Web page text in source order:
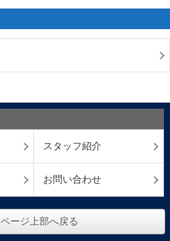
スタッフ紹介
お問い合わせ
ページ上部へ戻る